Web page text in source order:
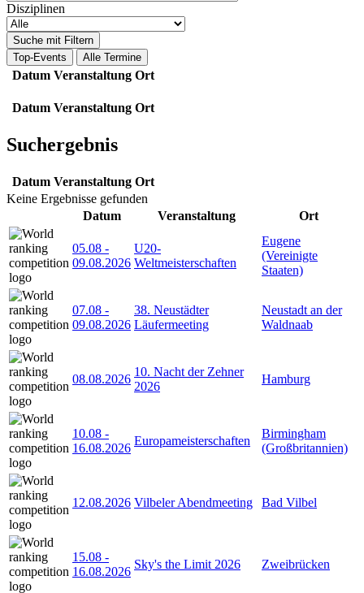
Disziplinen
Suche mit Filtern
Top-Events
Alle Termine
Datum Veranstaltung Ort
Datum Veranstaltung Ort
Suchergebnis
Datum Veranstaltung Ort
Keine Ergebnisse gefunden
Datum
Veranstaltung Ort
05.08 -
09.08.2026
U20-
Weltmeisterschaften
Eugene
(Vereinigte
Staaten)
07.08 -
09.08.2026
38. Neustädter
Läufermeeting
Neustadt an der
Waldnaab
08.08.2026
10. Nacht der Zehner
2026
Hamburg
10.08 -
16.08.2026
Europameisterschaften
Birmingham
(Großbritannien)
12.08.2026 Vilbeler Abendmeeting Bad Vilbel
15.08 -
16.08.2026
Sky's the Limit 2026 Zweibrücken